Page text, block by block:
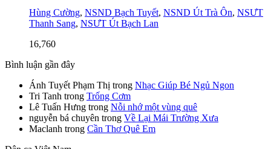
Hùng Cường, NSND Bạch Tuyết, NSND Út Trà Ôn, NSƯT
Thanh Sang, NSƯT Út Bạch Lan
16,760
Bình luận gần đây
Ánh Tuyết Phạm Thị trong Nhạc Giúp Bé Ngủ Ngon
Tri Tanh trong Trống Cơm
Lê Tuấn Hưng trong Nỗi nhớ một vùng quê
nguyễn bá chuyên trong Về Lại Mái Trường Xưa
Maclanh trong Cần Thơ Quê Em